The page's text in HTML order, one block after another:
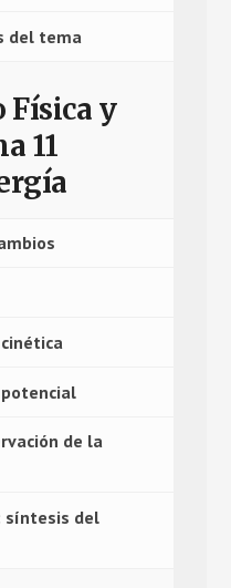
del tema
Física y
11
de la
síntesis del